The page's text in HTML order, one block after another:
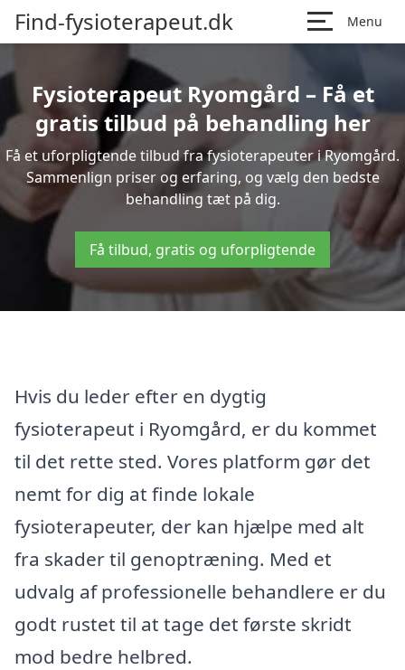
Find-fysioterapeut.dk Menu
Fysioterapeut Ryomgård – Få et
gratis tilbud på behandling her
Få et uforpligtende tilbud fra fysioterapeuter i Ryomgård.
Sammenlign priser og erfaring, og vælg den bedste
behandling tæt på dig.
Få tilbud, gratis og uforpligtende
Hvis du leder efter en dygtig
fysioterapeut i Ryomgård, er du kommet
til det rette sted. Vores platform gør det
nemt for dig at finde lokale
fysioterapeuter, der kan hjælpe med alt
fra skader til genoptræning. Med et
udvalg af professionelle behandlere er du
godt rustet til at tage det første skridt
mod bedre helbred.